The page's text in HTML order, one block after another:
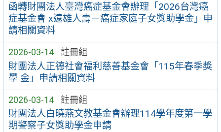
函轉財團法人臺灣癌症基金會辦理「2026台灣癌
症基金會 x遠雄人壽－癌症家庭子女獎助學金」申
請相關資料
2026-03-14 註冊組
財團法人正德社會福利慈善基金會「115年春季獎
學 金」申請相關資料
2026-03-14 註冊組
財團法人白曉燕文教基金會辦理114學年度第一學
期警察子女獎助學金申請